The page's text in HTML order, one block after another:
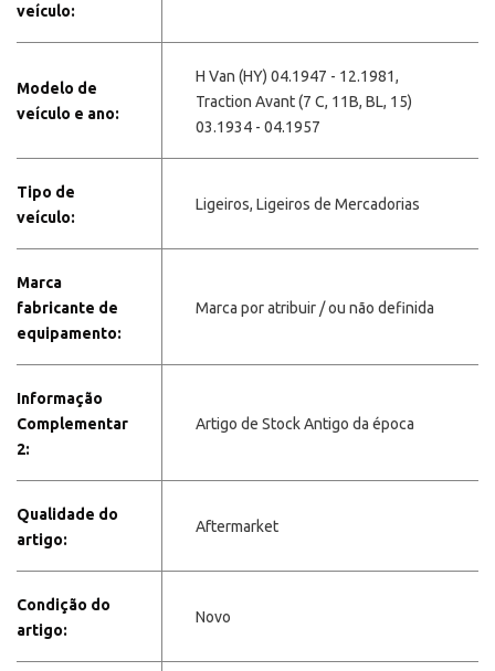
veículo:
Modelo de
veículo e ano:
H Van (HY) 04.1947 - 12.1981,
Traction Avant (7 C, 11B, BL, 15)
03.1934 - 04.1957
Tipo de
veículo:
Ligeiros, Ligeiros de Mercadorias
Marca
fabricante de
equipamento:
Marca por atribuir / ou não definida
Informação
Complementar
2:
Artigo de Stock Antigo da época
Qualidade do
artigo:
Aftermarket
Condição do
artigo:
Novo